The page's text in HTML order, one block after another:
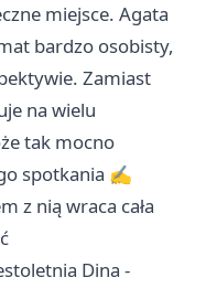
miejsce. Agata
bardzo osobisty,
Zamiast
na wielu
tak mocno
spotkania ✍️
z nią wraca cała
Dina -